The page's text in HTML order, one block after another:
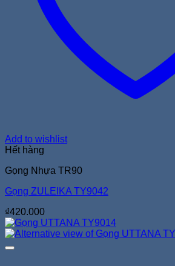
Add to wishlist
Hết hàng
Gọng Nhựa TR90
Gọng ZULEIKA TY9042
₫420.000